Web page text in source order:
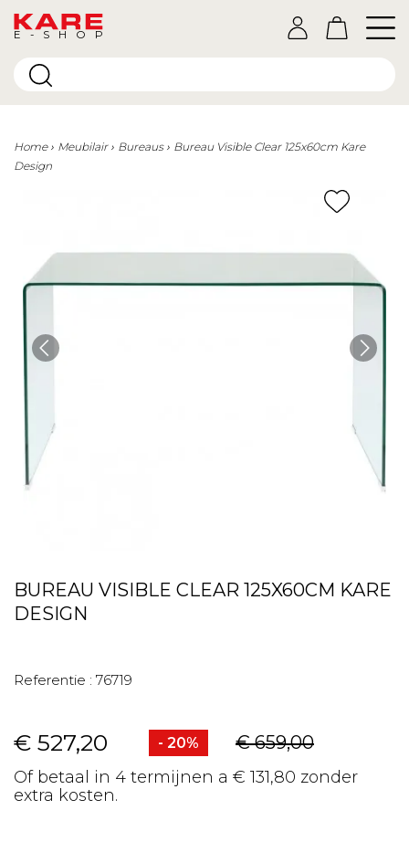
E-SHOP
Home Meubilair Bureaus
Bureau Visible Clear 125x60cm Kare
Design
BUREAU VISIBLE CLEAR 125X60CM KARE
DESIGN
Referentie : 76719
€ 527,20 - 20% € 659,00
Of betaal in 4 termijnen a € 131,80 zonder
extra kosten.